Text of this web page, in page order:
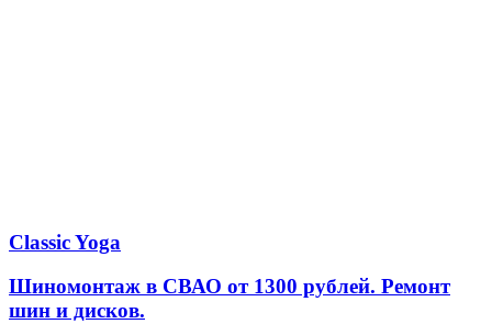
Classic Yoga
Шиномонтаж в СВАО от 1300 рублей. Ремонт
шин и дисков.